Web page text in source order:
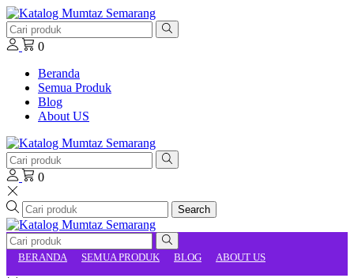
0
Beranda
Semua Produk
Blog
About US
0
Search
BERANDA SEMUA PRODUK BLOG ABOUT US